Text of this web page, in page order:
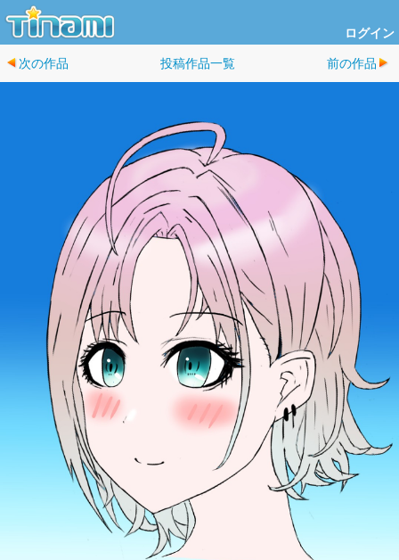
ログイン
次の作品 投稿作品一覧 前の作品